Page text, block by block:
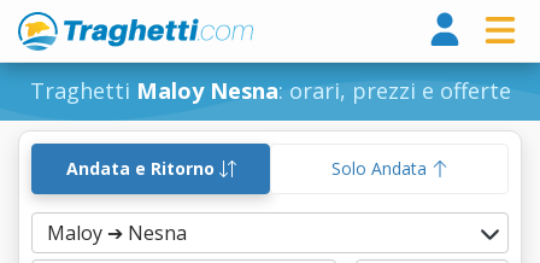
Traghetti Maloy Nesna: orari, prezzi e offerte
Andata e Ritorno Solo Andata